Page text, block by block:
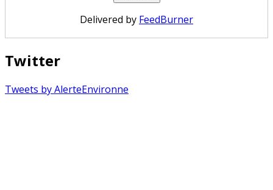
Delivered by FeedBurner
Twitter
Tweets by AlerteEnvironne